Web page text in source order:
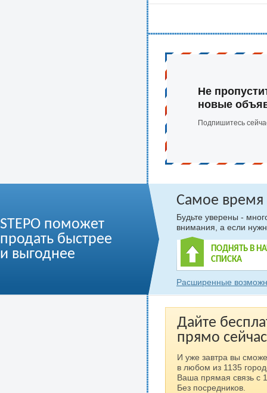
Не
новые
Подпишитесь
STEPO поможет
продать быстрее
и выгоднее
Самое время
Будьте уверены -
внимания, а если
ПОДНЯТЬ В
СПИСКА
Расширенные
Дайте
прямо
И уже завтра вы
в любом из 1135
Ваша прямая связь с
Без посредников.